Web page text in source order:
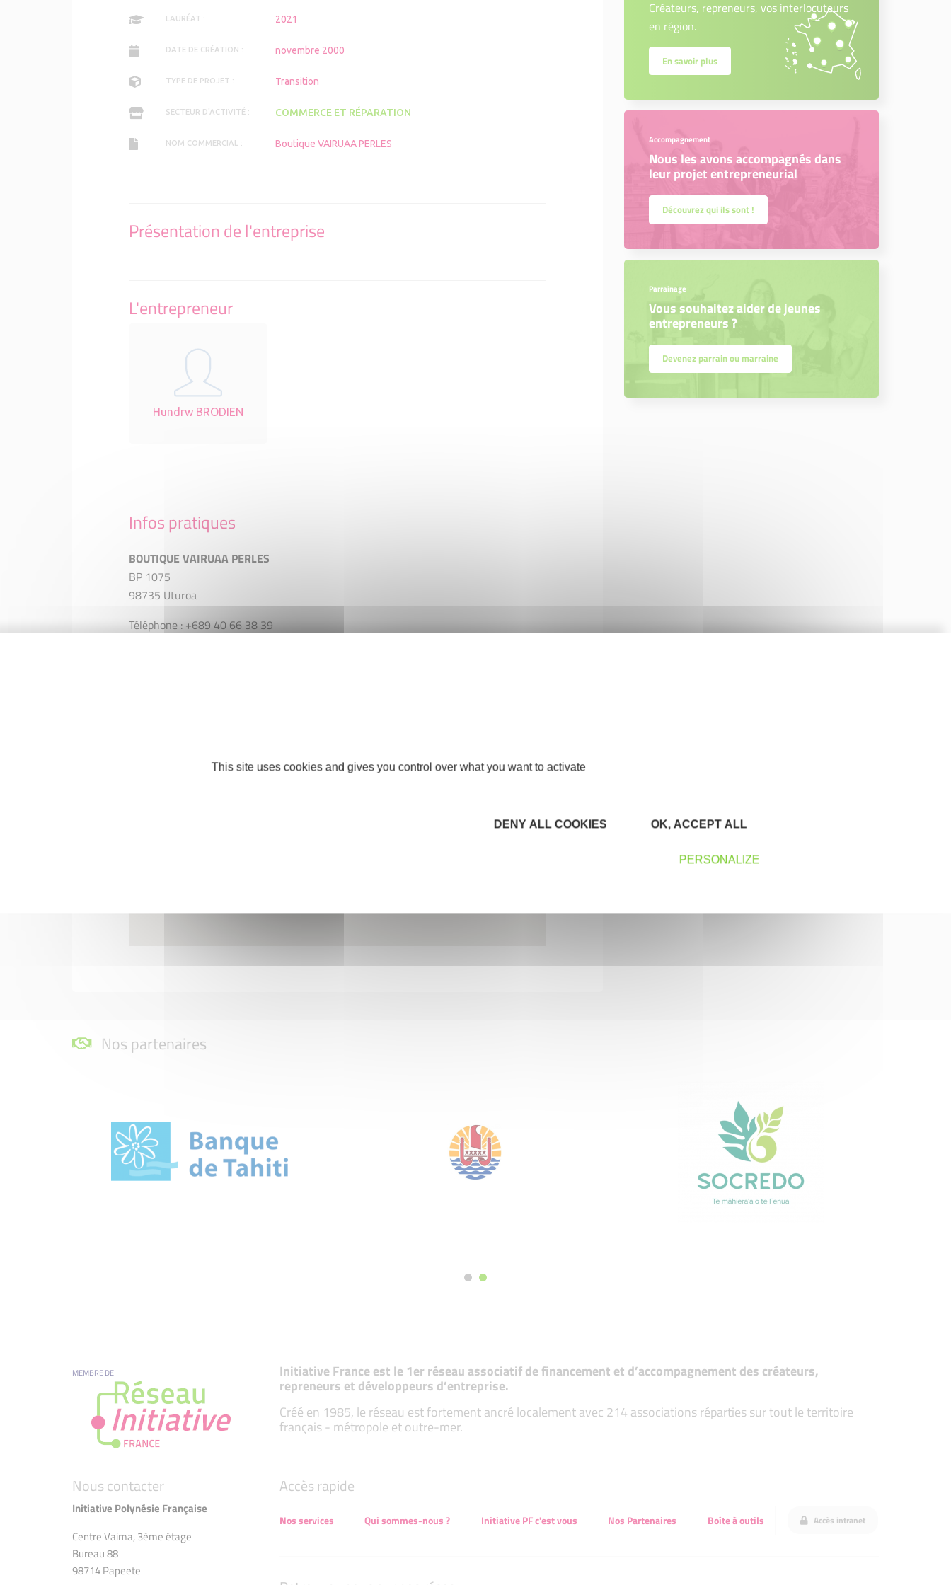
LAURÉAT : 2021
DATE DE CRÉATION : novembre 2000
TYPE DE PROJET : Transition
SECTEUR D'ACTIVITÉ : COMMERCE ET RÉPARATION
NOM COMMERCIAL : Boutique VAIRUAA PERLES
Présentation de l'entreprise
L'entrepreneur
Hundrw BRODIEN
Infos pratiques
BOUTIQUE VAIRUAA PERLES
BP 1075
98735 Uturoa
Téléphone : +689 40 66 38 39
Créateurs, repreneurs, vos interlocuteurs
en région.
En savoir plus
Accompagnement
Nous les avons accompagnés dans
leur projet entrepreneurial
Découvrez qui ils sont !
Parrainage
Vous souhaitez aider de jeunes
entrepreneurs ?
Devenez parrain ou marraine
Nos partenaires
MEMBRE DE Initiative France est le 1er réseau associatif de financement et d’accompagnement des créateurs,
repreneurs et développeurs d’entreprise.
Créé en 1985, le réseau est fortement ancré localement avec 214 associations réparties sur tout le territoire
français - métropole et outre-mer.
Nous contacter
Initiative Polynésie Française
Centre Vaima, 3ème étage
Bureau 88
98714 Papeete
Accès rapide
Nos services Qui sommes-nous ? Initiative PF c'est vous Nos Partenaires Boîte à outils Accès intranet
This site uses cookies and gives you control over what you want to activate
OK, ACCEPT ALL
DENY ALL COOKIES
PERSONALIZE